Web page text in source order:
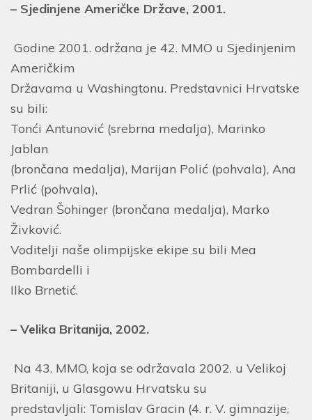
– Sjedinjene Američke Države, 2001.
Godine 2001. održana je 42. MMO u Sjedinjenim
Američkim
Državama u Washingtonu. Predstavnici Hrvatske
su bili:
Tonći Antunović (srebrna medalja), Marinko
Jablan
(brončana medalja), Marijan Polić (pohvala), Ana
Prlić (pohvala),
Vedran Šohinger (brončana medalja), Marko
Živković.
Voditelji naše olimpijske ekipe su bili Mea
Bombardelli i
Ilko Brnetić.
– Velika Britanija, 2002.
Na 43. MMO, koja se održavala 2002. u Velikoj
Britaniji, u Glasgowu Hrvatsku su
predstavljali: Tomislav Gracin (4. r. V. gimnazije,